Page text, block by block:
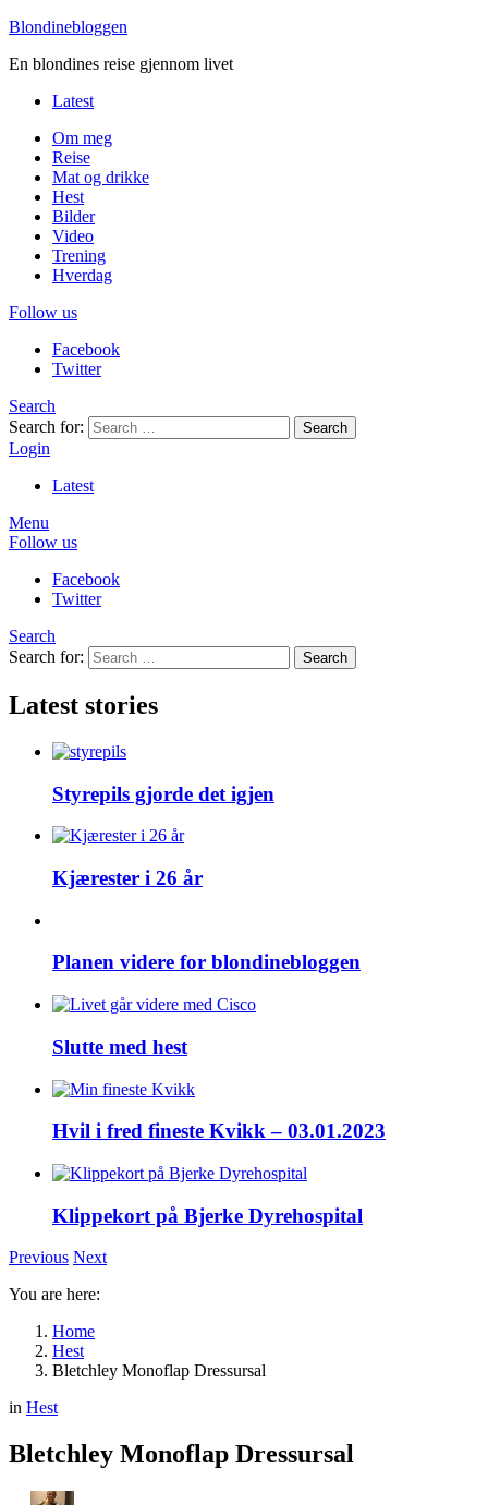
Blondinebloggen
En blondines reise gjennom livet
Latest
Om meg
Reise
Mat og drikke
Hest
Bilder
Video
Trening
Hverdag
Follow us
Facebook
Twitter
Search
Search for:
Search
Login
Latest
Menu
Follow us
Facebook
Twitter
Search
Search for:
Search
Latest stories
Styrepils gjorde det igjen
Kjærester i 26 år
Planen videre for blondinebloggen
Slutte med hest
Hvil i fred fineste Kvikk – 03.01.2023
Klippekort på Bjerke Dyrehospital
Previous Next
You are here:
Home
Hest
Bletchley Monoflap Dressursal
in Hest
Bletchley Monoflap Dressursal